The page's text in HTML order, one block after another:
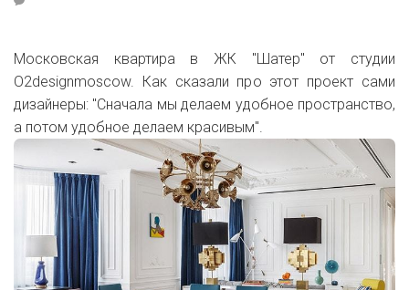
Московская квартира в ЖК "Шатер" от студии
О2designmoscow. Как сказали про этот проект сами
дизайнеры: "Сначала мы делаем удобное пространство,
а потом удобное делаем красивым".